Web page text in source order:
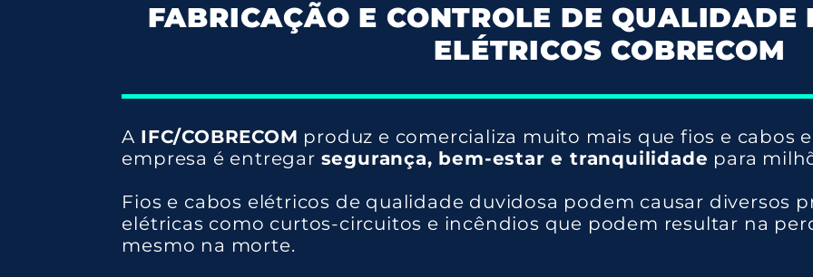
FABRICAÇÃO E CONTROLE DE QUALIDADE
ELÉTRICOS COBRECOM
A IFC/COBRECOM produz e comercializa muito mais que fios e cabos
empresa é entregar segurança, bem-estar e tranquilidade para
Fios e cabos elétricos de qualidade duvidosa podem causar diversos
elétricas como curtos-circuitos e incêndios que podem resultar na
mesmo na morte.